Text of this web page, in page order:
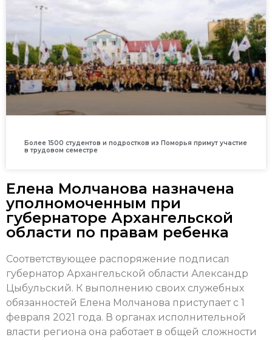
Более 1500 студентов и подростков из Поморья примут участие
в трудовом семестре
Елена Молчанова назначена
уполномоченным при
губернаторе Архангельской
области по правам ребенка
Соответствующее распоряжение подписал
губернатор Архангельской области Александр
Цыбульский. К выполнению своих служебных
обязанностей Елена Молчанова приступает с 1
февраля 2021 года. В органах исполнительной
власти региона она работает в общей сложности